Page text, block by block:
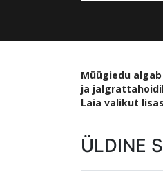
Müügiedu
ja
Laia valikut
ÜLDINE